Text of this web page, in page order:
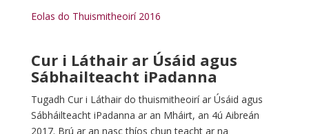
Eolas do Thuismitheoirí 2016
Cur i Láthair ar Úsáid agus
Sábhailteacht iPadanna
Tugadh Cur i Láthair do thuismitheoirí ar Úsáid agus
Sábháilteacht iPadanna ar an Mháirt, an 4ú Aibreán
2017. Brú ar an nasc thíos chun teacht ar na